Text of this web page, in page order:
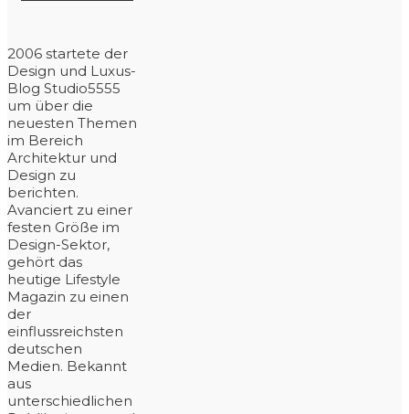
2006 startete der
Design und Luxus-
Blog Studio5555
um über die
neuesten Themen
im Bereich
Architektur und
Design zu
berichten.
Avanciert zu einer
festen Größe im
Design-Sektor,
gehört das
heutige Lifestyle
Magazin zu einen
der
einflussreichsten
deutschen
Medien. Bekannt
aus
unterschiedlichen